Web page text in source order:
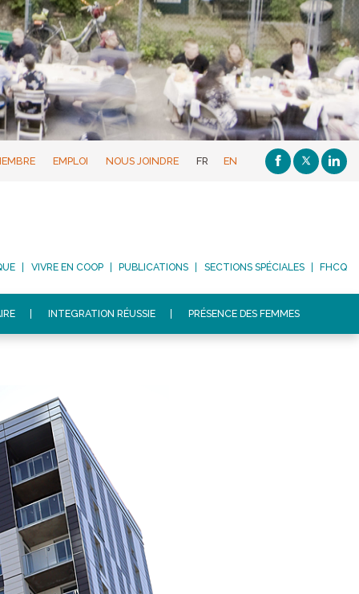
EMPLOI NOUS JOINDRE FR EN
VIVRE EN COOP PUBLICATIONS SECTIONS SPÉCIALES
INTEGRATION RÉUSSIE PRÉSENCE DES FEMMES
FHCQ